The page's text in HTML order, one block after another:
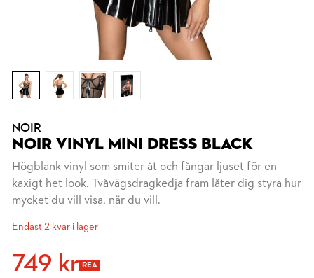
NOIR
NOIR VINYL MINI DRESS BLACK
Högblank vinyl som smiter åt och fångar ljuset för en
kaxigt het look. Tvåvägsdragkedja fram låter dig styra hur
mycket du vill visa, när du vill.
Endast 2 kvar i lager
749 kr REA